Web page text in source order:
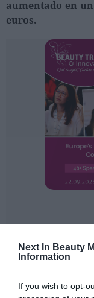
Next In Beauty
Information
If you wish to opt-
aumentado en
euros.